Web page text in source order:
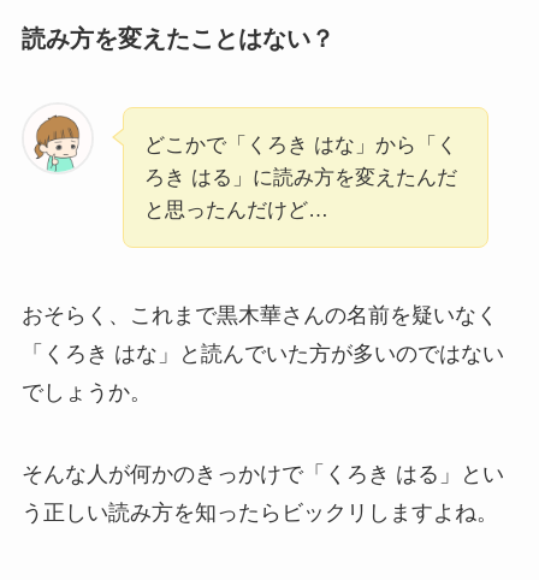
読み方を変えたことはない？
どこかで「くろき はな」から「く
ろき はる」に読み方を変えたんだ
と思ったんだけど…
おそらく、これまで黒木華さんの名前を疑いなく
「くろき はな」と読んでいた方が多いのではない
でしょうか。
そんな人が何かのきっかけで「くろき はる」とい
う正しい読み方を知ったらビックリしますよね。